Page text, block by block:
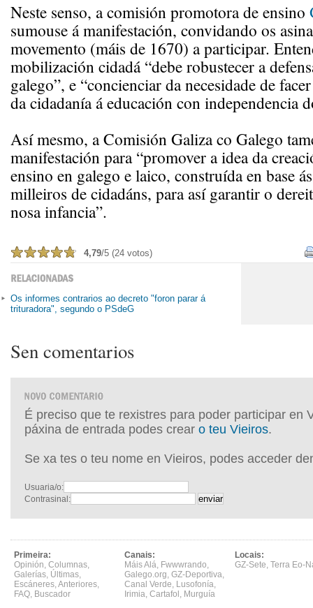
Neste senso, a comisión promotora de ensino
sumouse á manifestación, convidando os
movemento (máis de 1670) a participar.
mobilización cidadá “debe robustecer a
galego”, e “concienciar da necesidade de
da cidadanía á educación con independencia
Así mesmo, a Comisión Galiza co Galego
manifestación para “promover a idea da
ensino en galego e laico, construída en base
milleiros de cidadáns, para así garantir o
nosa infancia”.
4,79/5 (24 votos)
Os informes contrarios ao decreto "foron parar á
trituradora", segundo o PSdeG
Sen comentarios
É preciso que te rexistres para poder participar en
páxina de entrada podes crear o teu Vieiros.
Se xa tes o teu nome en Vieiros, podes acceder
Usuaria/o:
Contrasinal:
Primeira:
Opinión, Columnas,
Galerías, Últimas,
Escáneres,Anteriores,
FAQ, Buscador
Canais:
Máis Alá, Fwwwrando,
Galego.org, GZ-Deportiva,
Canal Verde, Lusofonía,
Irimia, Cartafol , Murguía
Locais:
GZ-Sete, Terra Eo-